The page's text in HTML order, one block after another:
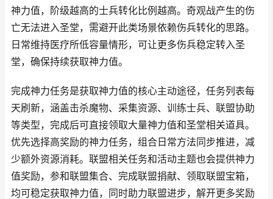
神力值，阶级越高的士兵转化比例越高。奇观战产生的伤
亡无法进入圣堂，需避开此类场景依赖伤兵转化的思路。
日常维持医疗所低容量情形，可让更多伤兵稳定转入圣
堂，确保持续获取神力值。
完成神力任务是获取神力值的核心主动途径，任务列表每
天刷新，涵盖击杀魔物、采集资源、训练士兵、联盟协助
等类型，完成后可直接领取大量神力值和圣堂相关道具。
优先选择高奖励的神力任务，组合日常方法同步推进，减
少额外资源消耗。联盟相关任务和活动主题也会提供神力
值奖励，参和联盟集合、完成联盟捐献、领取联盟宝箱，
均可稳定获取神力值，同时助力联盟进步，解开更多奖励